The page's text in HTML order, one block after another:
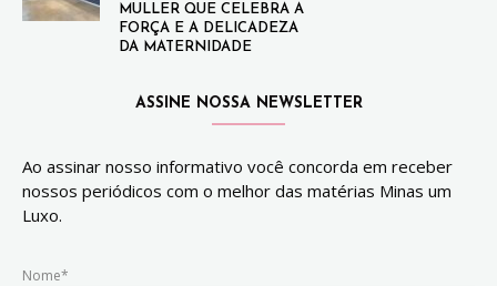
MULLER QUE CELEBRA A
FORÇA E A DELICADEZA
DA MATERNIDADE
ASSINE NOSSA NEWSLETTER
Ao assinar nosso informativo você concorda em receber
nossos periódicos com o melhor das matérias Minas um
Luxo.
Nome*